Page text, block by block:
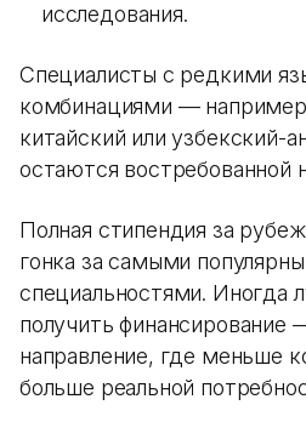
исследования.
Специалисты с редкими
комбинациями —
китайский или узбекский-
остаются востребованной
Полная стипендия за
гонка за самыми
специальностями. Иногда
получить финансирование
направление, где меньше
больше реальной